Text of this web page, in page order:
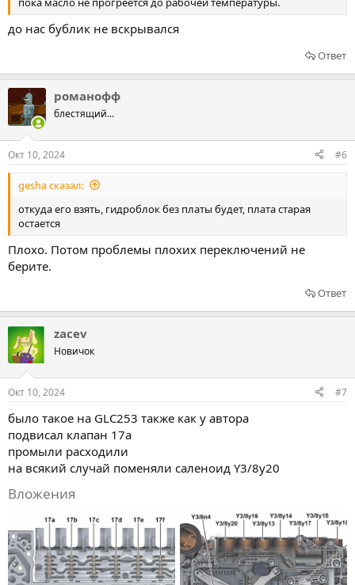
до нас бублик не вскрывался
Ответ
романофф
блестящий...
Окт 10, 2024 #6
gesha сказал:
откуда его взять, гидроблок без платы будет, плата старая
остается
Плохо. Потом проблемы плохих переключений не
берите.
Ответ
zacev
Новичок
Окт 10, 2024 #7
было такое на GLC253 также как у автора
подвисал клапан 17а
промыли расходили
на всякий случай поменяли саленоид Y3/8y20
Вложения